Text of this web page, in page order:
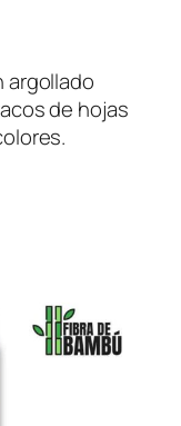
argollado
de hojas